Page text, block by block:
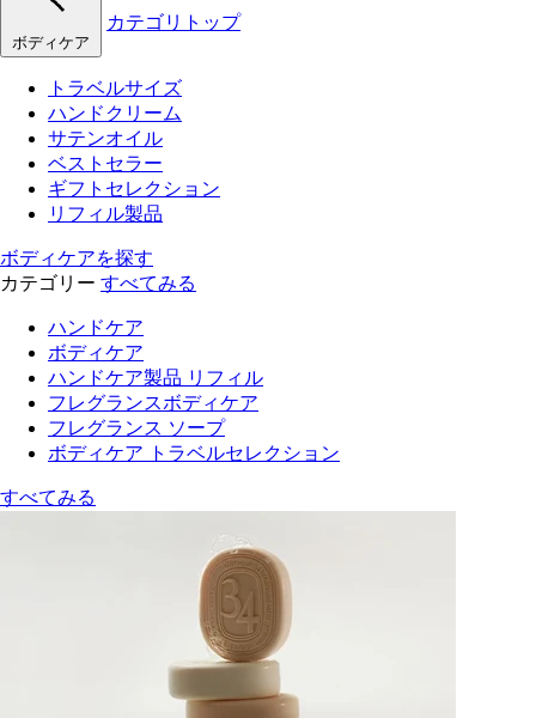
ボディケア
カテゴリトップ
トラベルサイズ
ハンドクリーム
サテンオイル
ベストセラー
ギフトセレクション
リフィル製品
ボディケアを探す
カテゴリー すべてみる
ハンドケア
ボディケア
ハンドケア製品 リフィル
フレグランスボディケア
フレグランス ソープ
ボディケア トラベルセレクション
すべてみる